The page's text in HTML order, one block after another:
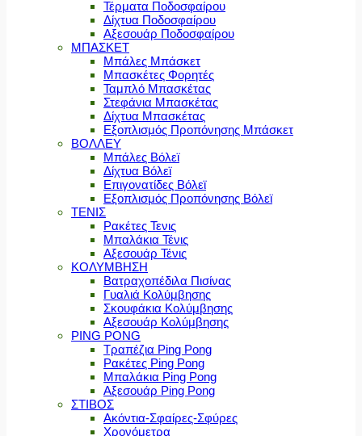
Τέρματα Ποδοσφαίρου
Δίχτυα Ποδοσφαίρου
Αξεσουάρ Ποδοσφαίρου
ΜΠΑΣΚΕΤ
Μπάλες Μπάσκετ
Μπασκέτες Φορητές
Ταμπλό Μπασκέτας
Στεφάνια Μπασκέτας
Δίχτυα Μπασκέτας
Εξοπλισμός Προπόνησης Μπάσκετ
ΒΟΛΛΕΥ
Μπάλες Βόλεϊ
Δίχτυα Βόλεϊ
Επιγονατίδες Βόλεϊ
Εξοπλισμός Προπόνησης Βόλεϊ
ΤΕΝΙΣ
Ρακέτες Τενις
Μπαλάκια Τένις
Αξεσουάρ Τένις
ΚΟΛΥΜΒΗΣΗ
Βατραχοπέδιλα Πισίνας
Γυαλιά Κολύμβησης
Σκουφάκια Κολύμβησης
Αξεσουάρ Κολύμβησης
PING PONG
Τραπέζια Ping Pong
Ρακέτες Ping Pong
Μπαλάκια Ping Pong
Αξεσουάρ Ping Pong
ΣΤΙΒΟΣ
Ακόντια-Σφαίρες-Σφύρες
Χρονόμετρα